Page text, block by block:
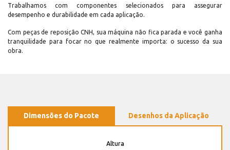
Trabalhamos com componentes selecionados para assegurar
desempenho e durabilidade em cada aplicação.
Com peças de reposição CNH, sua máquina não fica parada e você ganha
tranquilidade para focar no que realmente importa: o sucesso da sua
obra.
Dimensões do Pacote Desenhos da Aplicação
Altura